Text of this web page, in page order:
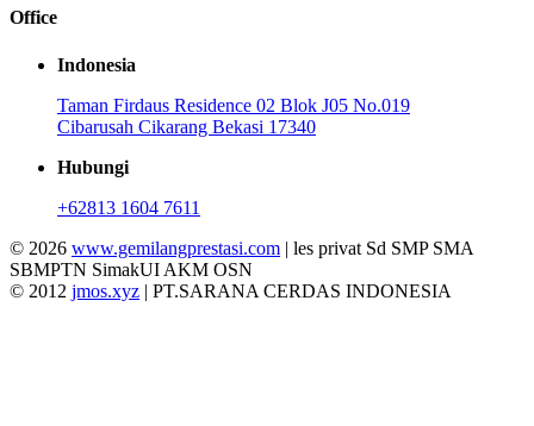
Office
Indonesia
Taman Firdaus Residence 02 Blok J05 No.019
Cibarusah Cikarang Bekasi 17340
Hubungi
+62813 1604 7611
© 2026 www.gemilangprestasi.com | les privat Sd SMP SMA
SBMPTN SimakUI AKM OSN
© 2012 jmos.xyz | PT.SARANA CERDAS INDONESIA